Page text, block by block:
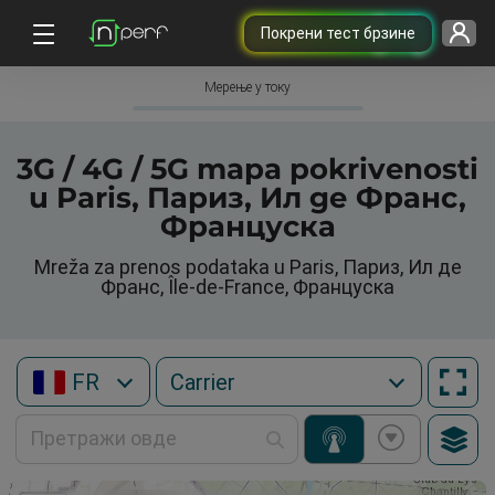
Покрени тест брзине
Мерење у току
3G / 4G / 5G mapa pokrivenosti
u Paris, Париз, Ил де Франс,
Француска
Mreža za prenos podataka u Paris, Париз, Ил де
Франс, Île-de-France, Француска
FR